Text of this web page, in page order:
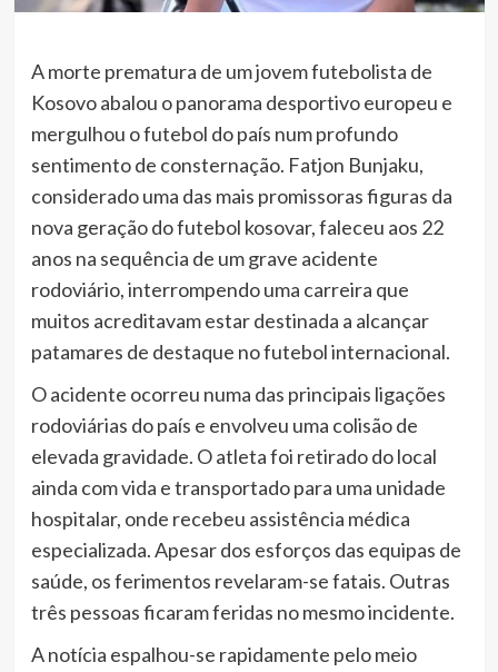
A morte prematura de um jovem futebolista de
Kosovo abalou o panorama desportivo europeu e
mergulhou o futebol do país num profundo
sentimento de consternação. Fatjon Bunjaku,
considerado uma das mais promissoras figuras da
nova geração do futebol kosovar, faleceu aos 22
anos na sequência de um grave acidente
rodoviário, interrompendo uma carreira que
muitos acreditavam estar destinada a alcançar
patamares de destaque no futebol internacional.
O acidente ocorreu numa das principais ligações
rodoviárias do país e envolveu uma colisão de
elevada gravidade. O atleta foi retirado do local
ainda com vida e transportado para uma unidade
hospitalar, onde recebeu assistência médica
especializada. Apesar dos esforços das equipas de
saúde, os ferimentos revelaram-se fatais. Outras
três pessoas ficaram feridas no mesmo incidente.
A notícia espalhou-se rapidamente pelo meio